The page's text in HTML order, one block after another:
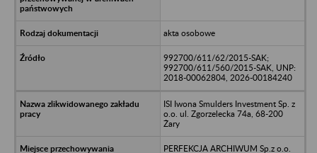
akta osobowe
992700/611/62/2015-SAK;
992700/611/560/2015-SAK, UNP:
2018-00062804, 2026-00184240
ISI Iwona Smulders Investment Sp. z
o.o. ul. Zgorzelecka 74a, 68-200
Żary
PERFEKCJA ARCHIWUM Sp.z o.o.